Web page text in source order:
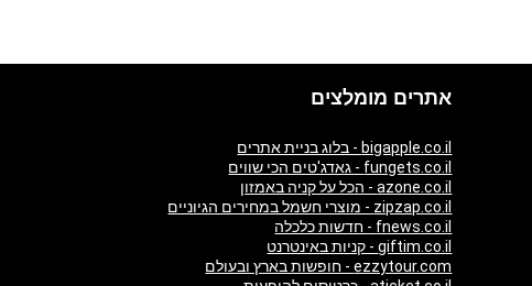
אתרים מומלצים
bigapple.co.il - בלוג בניית אתרים
fungets.co.il - גאדג'טים הכי שווים
azone.co.il - הכל על קניה באמזון
zipzap.co.il - מוצרי חשמל במחירים הגיוניים
fnews.co.il - חדשות כלכלה
giftim.co.il - קניות באינטרנט
ezzytour.com - חופשות בארץ ובעולם